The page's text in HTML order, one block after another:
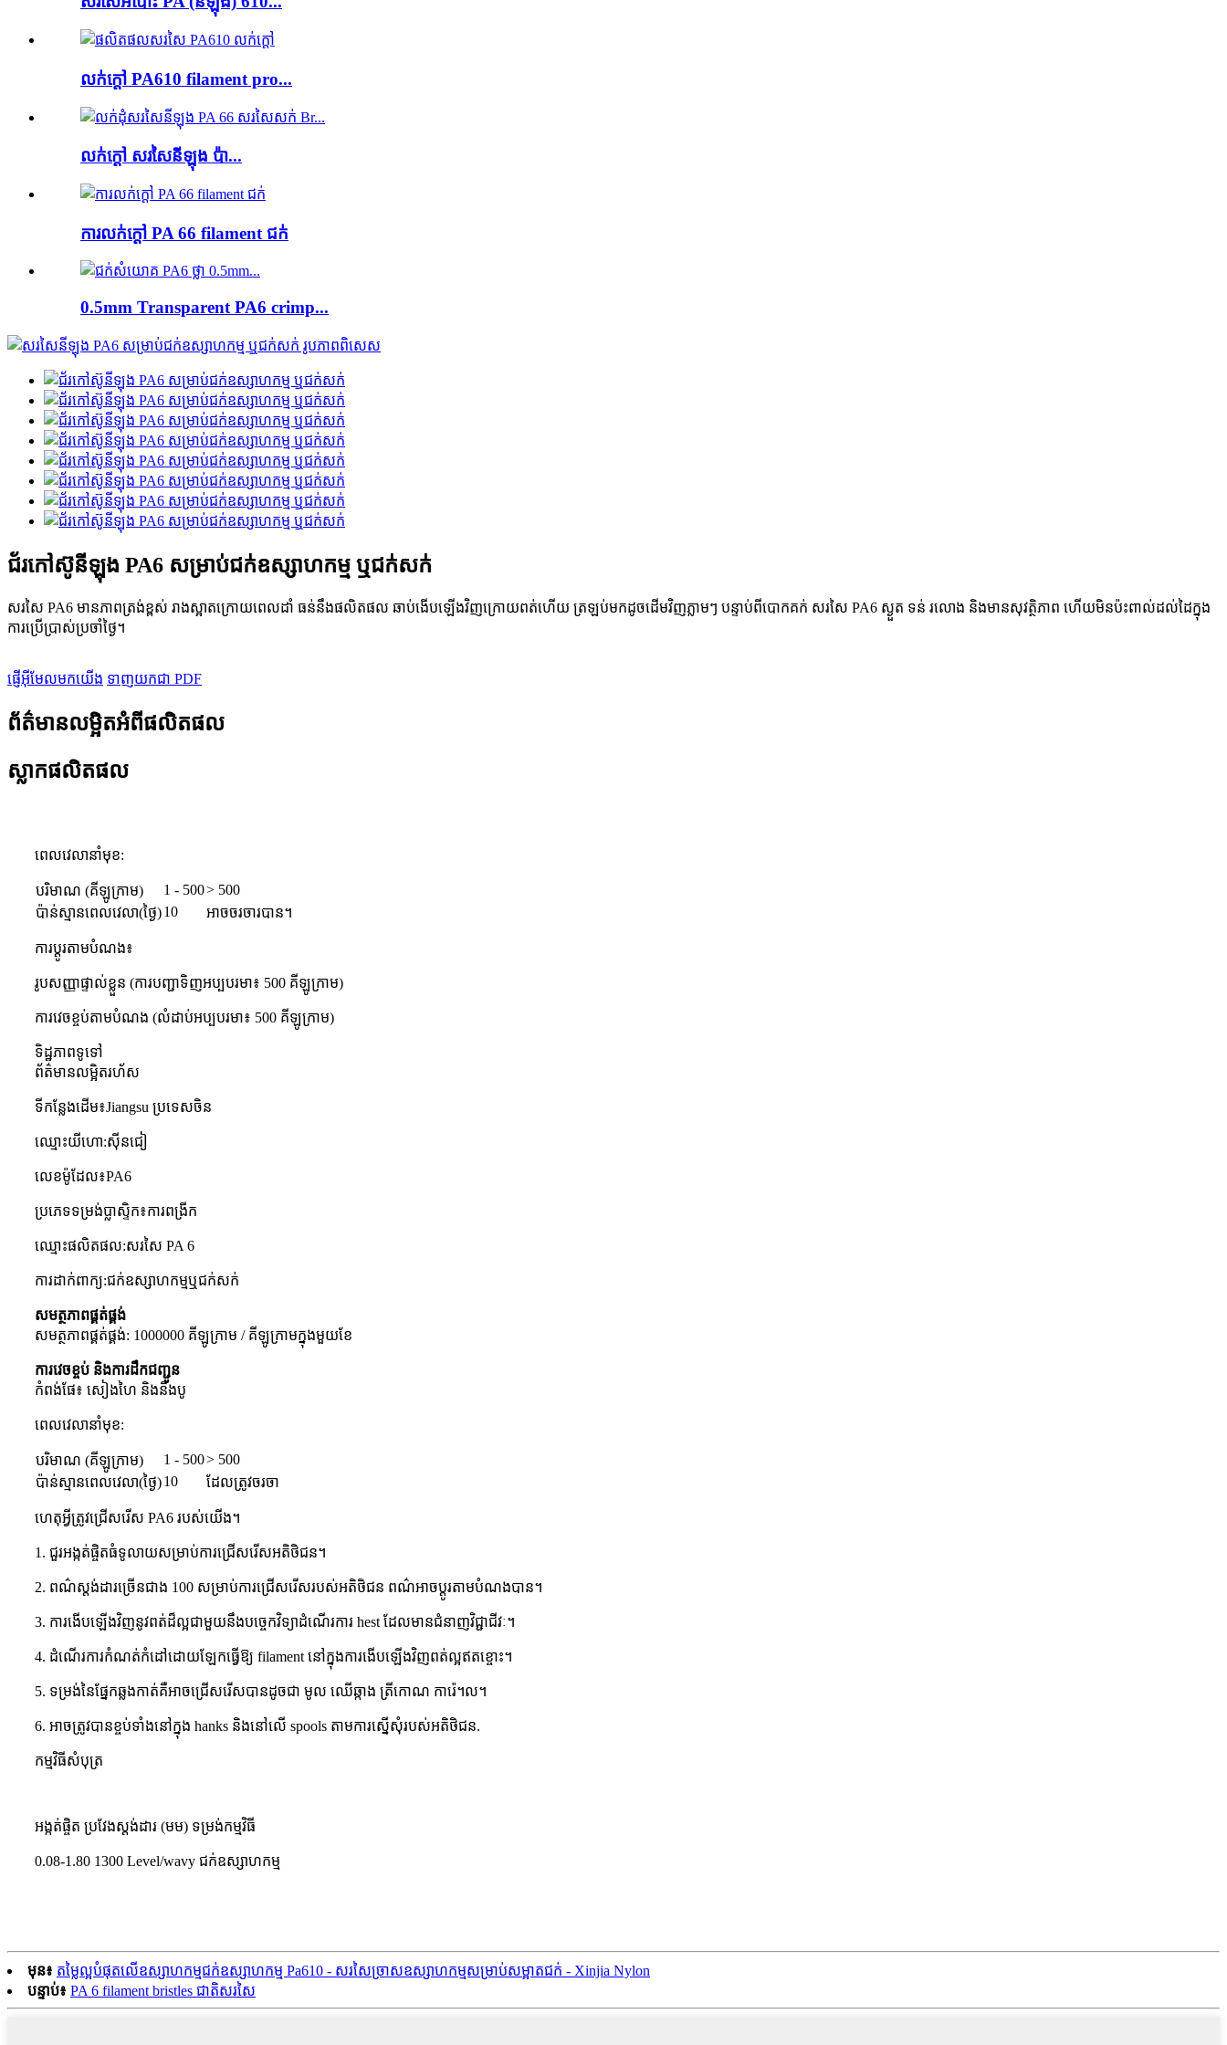
លក់ក្តៅ PA610 filament pro...
លក់ក្តៅ សរសៃនីឡុង ប៉ា...
ការលក់ក្តៅ PA 66 filament ជក់
0.5mm Transparent PA6 crimp...
ជ័រកៅស៊ូនីឡុង PA6 សម្រាប់ជក់ឧស្សាហកម្ម ឬជក់សក់
សរសៃ PA6 មានភាពត្រង់ខ្ពស់ រាងស្អាតក្រោយពេលដាំ ធន់នឹងផលិតផល ឆាប់ងើបឡើងវិញក្រោយពត់ហើយ ត្រឡប់មកដូចដើមវិញភ្លាមៗ បន្ទាប់ពីបោកគក់ សរសៃ PA6 ស្ងួត ទន់ រលោង និងមានសុវត្ថិភាព ហើយមិនប៉ះពាល់ដល់ដៃក្នុង
ការប្រើប្រាស់ប្រចាំថ្ងៃ។
ផ្ញើអ៊ីមែលមកយើង ទាញយកជា PDF
ព័ត៌មានលម្អិតអំពីផលិតផល
ស្លាកផលិតផល
ពេល​វេលា​នាំ​មុខ:
បរិមាណ (គីឡូក្រាម) 1 - 500> 500
ប៉ាន់ស្មានពេលវេលា(ថ្ងៃ)10 អាចចរចារបាន។
ការប្ដូរតាមបំណង៖
រូបសញ្ញាផ្ទាល់ខ្លួន (ការបញ្ជាទិញអប្បបរមា៖ 500 គីឡូក្រាម)
ការវេចខ្ចប់តាមបំណង (លំដាប់អប្បបរមា៖ 500 គីឡូក្រាម)
ទិដ្ឋភាពទូទៅ
ព័ត៌មានលម្អិតរហ័ស
ទីកន្លែងដើម៖Jiangsu ប្រទេសចិន
ឈ្មោះ​យីហោ:ស៊ីនជៀ
លេខ​ម៉ូដែល៖PA6
ប្រភេទទម្រង់ប្លាស្ទិក៖ការពង្រីក
ឈ្មោះ​ផលិតផល:សរសៃ PA 6
ការដាក់ពាក្យ:ជក់ឧស្សាហកម្មឬជក់សក់
សមត្ថភាពផ្គត់ផ្គង់
សមត្ថភាពផ្គត់ផ្គង់: 1000000 គីឡូក្រាម / គីឡូក្រាមក្នុងមួយខែ
ការវេចខ្ចប់ និងការដឹកជញ្ជូន
កំពង់ផែ៖ សៀងហៃ និងនីងបូ
ពេល​វេលា​នាំ​មុខ:
បរិមាណ (គីឡូក្រាម) 1 - 500> 500
ប៉ាន់ស្មានពេលវេលា(ថ្ងៃ)10 ដែលត្រូវចរចា
ហេតុអ្វីត្រូវជ្រើសរើស PA6 របស់យើង។
1. ជួរអង្កត់ផ្ចិតធំទូលាយសម្រាប់ការជ្រើសរើសអតិថិជន។
2. ពណ៌ស្តង់ដារច្រើនជាង 100 សម្រាប់ការជ្រើសរើសរបស់អតិថិជន ពណ៌អាចប្ដូរតាមបំណងបាន។
3. ការងើបឡើងវិញនូវពត់ដ៏ល្អជាមួយនឹងបច្ចេកវិទ្យាដំណើរការ hest ដែលមានជំនាញវិជ្ជាជីវៈ។
4. ដំណើរការកំណត់កំដៅដោយឡែកធ្វើឱ្យ filament នៅក្នុងការងើបឡើងវិញពត់ល្អឥតខ្ចោះ។
5. ទម្រង់នៃផ្នែកឆ្លងកាត់គឺអាចជ្រើសរើសបានដូចជា មូល ឈើឆ្កាង ត្រីកោណ ការ៉េ។ល។
6. អាចត្រូវបានខ្ចប់ទាំងនៅក្នុង hanks និងនៅលើ spools តាមការស្នើសុំរបស់អតិថិជន.
កម្មវិធីសំបុត្រ
អង្កត់ផ្ចិត ប្រវែងស្តង់ដារ (មម) ទម្រង់កម្មវិធី
0.08-1.80 1300 Level/wavy ជក់ឧស្សាហកម្ម
មុន៖ តម្លៃល្អបំផុតលើឧស្សាហកម្មជក់ឧស្សាហកម្ម Pa610 - សរសៃច្រាសឧស្សាហកម្មសម្រាប់សម្អាតជក់ - Xinjia Nylon
បន្ទាប់៖ PA 6 filament bristles ជាតិសរសៃ